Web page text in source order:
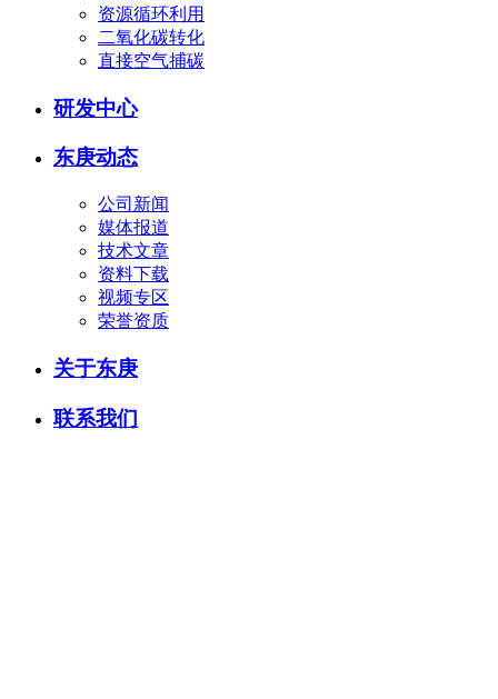
资源循环利用
二氧化碳转化
直接空气捕碳
研发中心
东庚动态
公司新闻
媒体报道
技术文章
资料下载
视频专区
荣誉资质
关于东庚
联系我们